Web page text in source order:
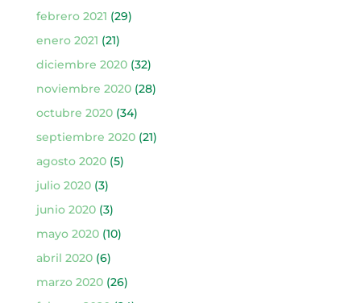
febrero 2021 (29)
enero 2021 (21)
diciembre 2020(32)
noviembre 2020(28)
octubre 2020(34)
septiembre 2020(21)
agosto 2020(5)
julio 2020(3)
junio 2020(3)
mayo 2020(10)
abril 2020(6)
marzo 2020(26)